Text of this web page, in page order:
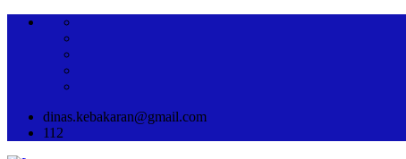
dinas.kebakaran@gmail.com
112